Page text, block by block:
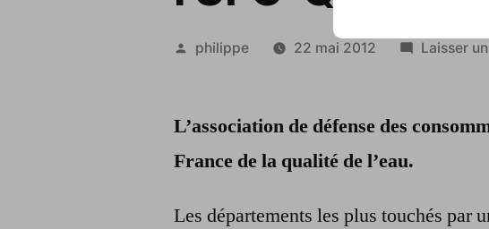
Publié
philippe 22 mai 2012 Laisser
L’association de défense des
France de la qualité de l’eau.
Les départements les plus touchés par